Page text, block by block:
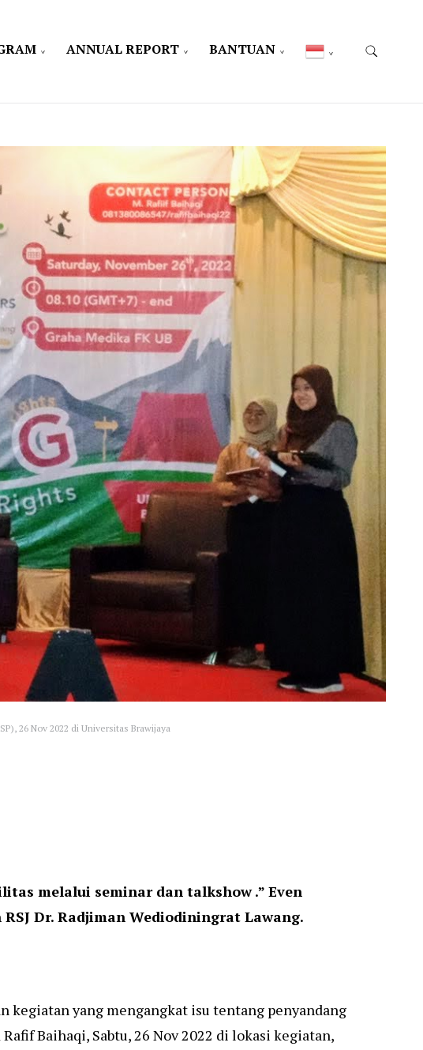
ANNUAL REPORT BANTUAN
26 Nov 2022 di Universitas Brawijaya
melalui seminar dan talkshow .” Even
RSJ Dr. Radjiman Wediodiningrat Lawang.
kegiatan yang mengangkat isu tentang penyandang
Baihaqi, Sabtu, 26 Nov 2022 di lokasi kegiatan,